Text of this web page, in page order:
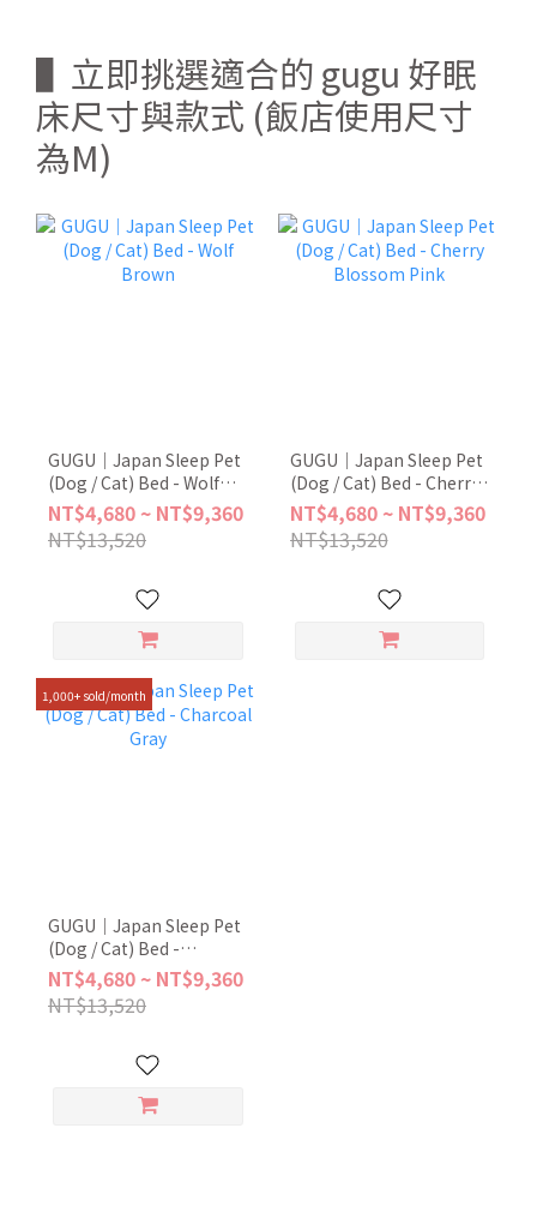
▌立即挑選適合的 gugu 好眠
床尺寸與款式 (飯店使用尺寸
為M)
GUGU｜Japan Sleep Pet
(Dog / Cat) Bed - Wolf
Brown
NT$4,680 ~ NT$9,360
NT$13,520
GUGU｜Japan Sleep Pet
(Dog / Cat) Bed - Cherry
Blossom Pink
NT$4,680 ~ NT$9,360
NT$13,520
1,000+ sold/month
GUGU｜Japan Sleep Pet
(Dog / Cat) Bed -
Charcoal Gray
NT$4,680 ~ NT$9,360
NT$13,520